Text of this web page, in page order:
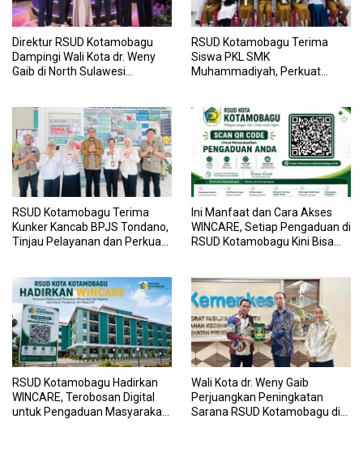
Direktur RSUD Kotamobagu
Dampingi Wali Kota dr. Weny
Gaib di North Sulawesi
RSUD Kotamobagu Terima
Siswa PKL SMK
Muhammadiyah, Perkuat
RSUD Kotamobagu Terima
Kunker Kancab BPJS Tondano,
Tinjau Pelayanan dan Perkuat
Ini Manfaat dan Cara Akses
WINCARE, Setiap Pengaduan di
RSUD Kotamobagu Kini Bisa
RSUD Kotamobagu Hadirkan
WINCARE, Terobosan Digital
untuk Pengaduan Masyarakat
Wali Kota dr. Weny Gaib
Perjuangkan Peningkatan
Sarana RSUD Kotamobagu di